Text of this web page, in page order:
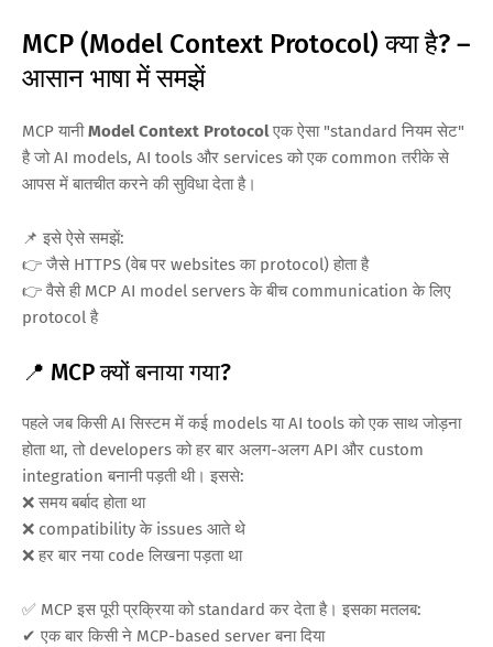
MCP (Model Context Protocol) क्या है? –
आसान भाषा में समझें
MCP यानीModel Context Protocolएक ऐसा "standard नियम सेट"
है जो AI models, AI tools और services को एक common तरीके से
आपस में बातचीत करने की सुविधा देता है।
📌 इसे ऐसे समझें:
👉 जैसे HTTPS (वेब पर websites का protocol) होता है
👉 वैसे ही MCP AI model servers के बीच communication के लिए
protocol है
📍 MCP क्यों बनाया गया?
पहले जब किसी AI सिस्टम में कई models या AI tools को एक साथ जोड़ना
होता था, तो developers को हर बार अलग-अलग API और custom
integration बनानी पड़ती थी। इससे:
❌ समय बर्बाद होता था
❌ compatibility के issues आते थे
❌ हर बार नया code लिखना पड़ता था
✅ MCP इस पूरी प्रक्रिया को standard कर देता है। इसका मतलब:
✔ एक बार किसी ने MCP-based server बना दिया